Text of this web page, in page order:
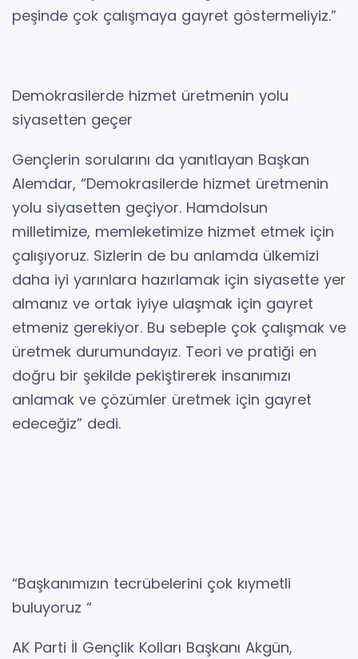
peşinde çok çalışmaya gayret göstermeliyiz.”
Demokrasilerde hizmet üretmenin yolu
siyasetten geçer
Gençlerin sorularını da yanıtlayan Başkan
Alemdar, “Demokrasilerde hizmet üretmenin
yolu siyasetten geçiyor. Hamdolsun
milletimize, memleketimize hizmet etmek için
çalışıyoruz. Sizlerin de bu anlamda ülkemizi
daha iyi yarınlara hazırlamak için siyasette yer
almanız ve ortak iyiye ulaşmak için gayret
etmeniz gerekiyor. Bu sebeple çok çalışmak ve
üretmek durumundayız. Teori ve pratiği en
doğru bir şekilde pekiştirerek insanımızı
anlamak ve çözümler üretmek için gayret
edeceğiz” dedi.
“Başkanımızın tecrübelerini çok kıymetli
buluyoruz “
AK Parti İl Gençlik Kolları Başkanı Akgün,